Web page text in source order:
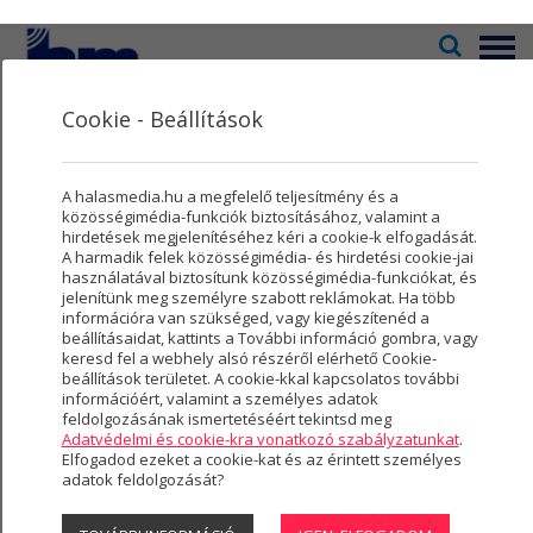
Menü
Televízió
5
Kultúra
Rovatok
Újság
Városmarketing
Szolgáltatások
Rólunk
Hasznos
Rendezvényhelyszínek
Bérelhető
rendezvényhelyszíneinkről
bővebb információt, foglalást az
alábbi elérhetőségeken kérhet:
6400 Kiskunhalas, Sétáló u. 8.
+36 77 423-003
halasmedia@gmail.com
Cookie - Beállítások
A halasmedia.hu a megfelelő teljesítmény és a
közösségimédia-funkciók biztosításához, valamint a
hirdetések megjelenítéséhez kéri a cookie-k elfogadását.
A harmadik felek közösségimédia- és hirdetési cookie-jai
használatával biztosítunk közösségimédia-funkciókat, és
jelenítünk meg személyre szabott reklámokat. Ha több
információra van szükséged, vagy kiegészítenéd a
beállításaidat, kattints a További információ gombra, vagy
keresd fel a webhely alsó részéről elérhető Cookie-
beállítások területet. A cookie-kkal kapcsolatos további
információért, valamint a személyes adatok
feldolgozásának ismertetéséért tekintsd meg
Adatvédelmi és cookie-kra vonatkozó szabályzatunkat.
Elfogadod ezeket a cookie-kat és az érintett személyes
adatok feldolgozását?